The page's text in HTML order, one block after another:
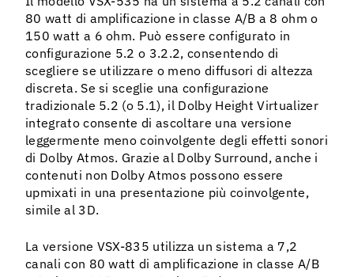
80 watt di amplificazione in classe A/B a 8 ohm o
150 watt a 6 ohm. Può essere configurato in
configurazione 5.2 o 3.2.2, consentendo di
scegliere se utilizzare o meno diffusori di altezza
discreta. Se si sceglie una configurazione
tradizionale 5.2 (o 5.1), il Dolby Height Virtualizer
integrato consente di ascoltare una versione
leggermente meno coinvolgente degli effetti sonori
di Dolby Atmos. Grazie al Dolby Surround, anche i
contenuti non Dolby Atmos possono essere
upmixati in una presentazione più coinvolgente,
simile al 3D.
La versione VSX-835 utilizza un sistema a 7,2
canali con 80 watt di amplificazione in classe A/B